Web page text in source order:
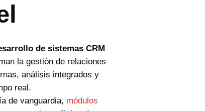
de sistemas CRM
la gestión de relaciones
análisis integrados y
real.
de vanguardia, módulos